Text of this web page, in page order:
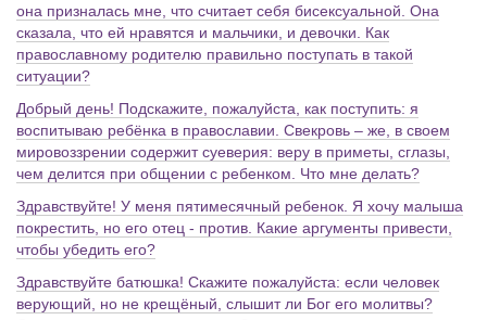
она призналась мне, что считает себя бисексуальной. Она
сказала, что ей нравятся и мальчики, и девочки. Как
православному родителю правильно поступать в такой
ситуации?
Добрый день! Подскажите, пожалуйста, как поступить: я
воспитываю ребёнка в православии. Свекровь – же, в своем
мировоззрении содержит суеверия: веру в приметы, сглазы,
чем делится при общении с ребенком. Что мне делать?
Здравствуйте! У меня пятимесячный ребенок. Я хочу малыша
покрестить, но его отец - против. Какие аргументы привести,
чтобы убедить его?
Здравствуйте батюшка! Скажите пожалуйста: если человек
верующий, но не крещёный, слышит ли Бог его молитвы?